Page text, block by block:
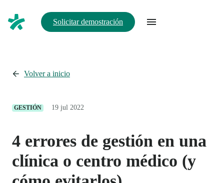
Solicitar demostración
Volver a inicio
GESTIÓN 19 jul 2022
4 errores de gestión en una
clínica o centro médico (y